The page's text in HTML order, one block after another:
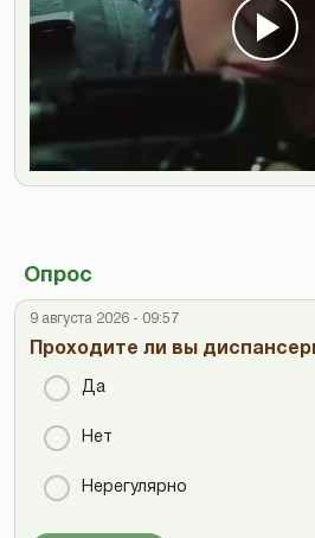
Опрос
9 августа 2026 - 09:57
Проходите ли вы
Да
Нет
Нерегулярно